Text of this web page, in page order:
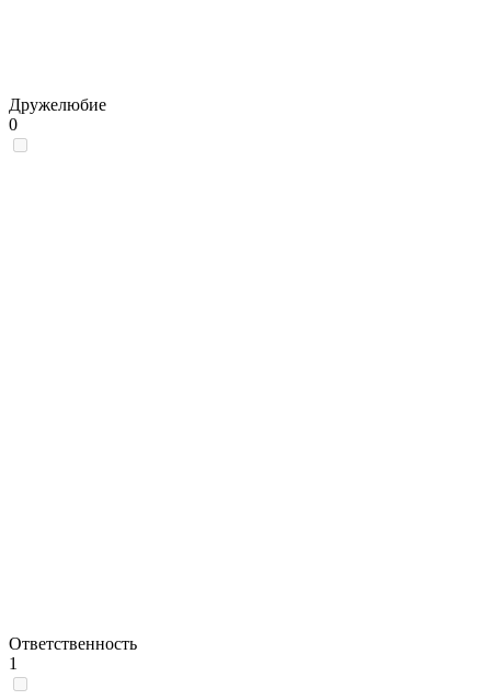
Дружелюбие
0
Ответственность
1